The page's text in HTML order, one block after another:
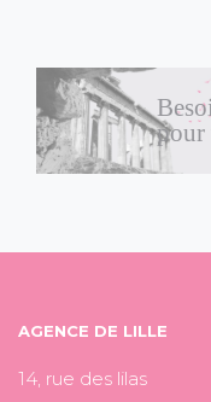
pour
AGENCE DE LILLE
14, rue des lilas